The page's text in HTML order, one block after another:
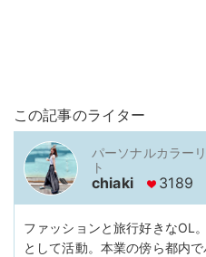
この記事のライター
パーソナルカラー
ト
chiaki 3189
ファッションと旅行好きなOL
として活動。本業の傍ら都内